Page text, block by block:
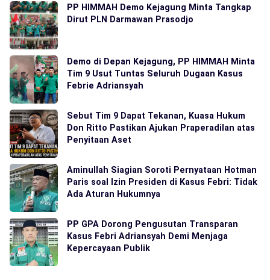
PP HIMMAH Demo Kejagung Minta Tangkap
Dirut PLN Darmawan Prasodjo
Demo di Depan Kejagung, PP HIMMAH Minta
Tim 9 Usut Tuntas Seluruh Dugaan Kasus
Febrie Adriansyah
Sebut Tim 9 Dapat Tekanan, Kuasa Hukum
Don Ritto Pastikan Ajukan Praperadilan atas
Penyitaan Aset
Aminullah Siagian Soroti Pernyataan Hotman
Paris soal Izin Presiden di Kasus Febri: Tidak
Ada Aturan Hukumnya
PP GPA Dorong Pengusutan Transparan
Kasus Febri Adriansyah Demi Menjaga
Kepercayaan Publik